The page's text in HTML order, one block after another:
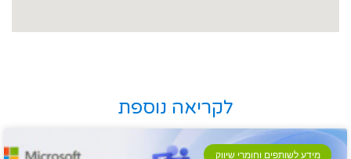
לקריאה נוספת
מידע לשותפים וחומרי שיווק